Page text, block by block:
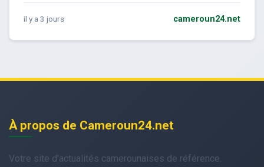
il y a 3 jours cameroun24.net
À propos de Cameroun24.net
Votre site d'actualités camerounaises de référence.